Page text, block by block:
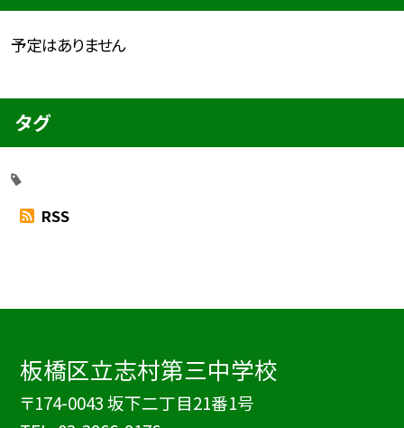
予定はありません
タグ
RSS
板橋区立志村第三中学校
〒174-0043 坂下二丁目21番1号